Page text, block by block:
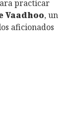
practicar
Vaadhoo, un
aficionados